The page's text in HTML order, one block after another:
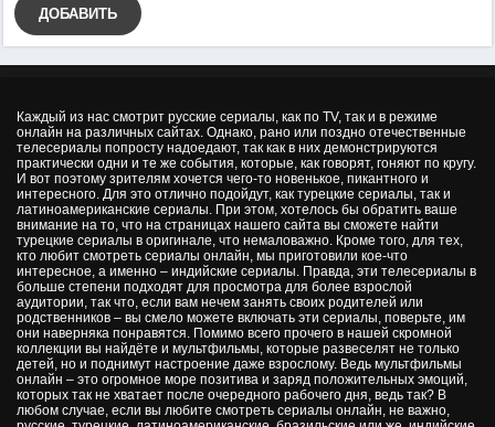
ДОБАВИТЬ
Каждый из нас смотрит русские сериалы, как по TV, так и в режиме
онлайн на различных сайтах. Однако, рано или поздно отечественные
телесериалы попросту надоедают, так как в них демонстрируются
практически одни и те же события, которые, как говорят, гоняют по кругу.
И вот поэтому зрителям хочется чего-то новенькое, пикантного и
интересного. Для это отлично подойдут, как турецкие сериалы, так и
латиноамериканские сериалы. При этом, хотелось бы обратить ваше
внимание на то, что на страницах нашего сайта вы сможете найти
турецкие сериалы в оригинале, что немаловажно. Кроме того, для тех,
кто любит смотреть сериалы онлайн, мы приготовили кое-что
интересное, а именно – индийские сериалы. Правда, эти телесериалы в
больше степени подходят для просмотра для более взрослой
аудитории, так что, если вам нечем занять своих родителей или
родственников – вы смело можете включать эти сериалы, поверьте, им
они наверняка понравятся. Помимо всего прочего в нашей скромной
коллекции вы найдёте и мультфильмы, которые развеселят не только
детей, но и поднимут настроение даже взрослому. Ведь мультфильмы
онлайн – это огромное море позитива и заряд положительных эмоций,
которых так не хватает после очередного рабочего дня, ведь так? В
любом случае, если вы любите смотреть сериалы онлайн, не важно,